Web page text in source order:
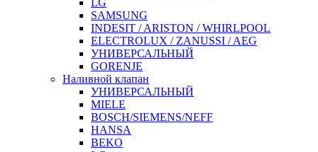
LG
SAMSUNG
INDESIT / ARISTON / WHIRLPOOL
ELECTROLUX / ZANUSSI / AEG
УНИВЕРСАЛЬНЫЙ
GORENJE
Наливной клапан
УНИВЕРСАЛЬНЫЙ
MIELE
BOSCH/SIEMENS/NEFF
HANSA
BEKO